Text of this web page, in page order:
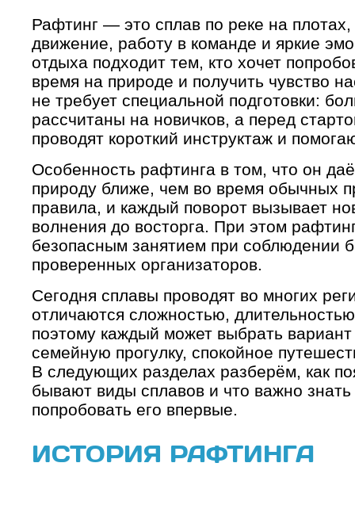
Рафтинг — это сплав по реке на плотах,
движение, работу в команде и яркие
отдыха подходит тем, кто хочет
время на природе и получить чувство
не требует специальной подготовки:
рассчитаны на новичков, а перед
проводят короткий инструктаж и
Особенность рафтинга в том, что он
природу ближе, чем во время обычных
правила, и каждый поворот вызывает
волнения до восторга. При этом
безопасным занятием при соблюдении
проверенных организаторов.
Сегодня сплавы проводят во многих
отличаются сложностью,
поэтому каждый может выбрать
семейную прогулку, спокойное
В следующих разделах разберём, как
бывают виды сплавов и что важно знать
попробовать его впервые.
ИСТОРИЯ РАФТИНГА